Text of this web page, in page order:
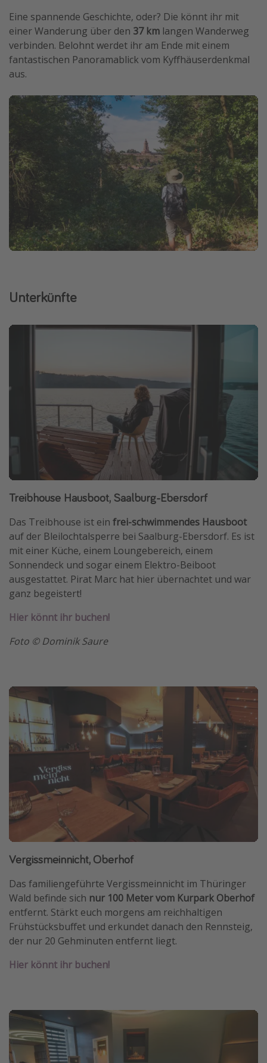
Eine spannende Geschichte, oder? Die könnt ihr mit
einer Wanderung über den 37 km langen Wanderweg
verbinden. Belohnt werdet ihr am Ende mit einem
fantastischen Panoramablick vom Kyffhäuserdenkmal
aus.
Unterkünfte
Treibhouse Hausboot, Saalburg-Ebersdorf
Das Treibhouse ist ein frei-schwimmendes Hausboot
auf der Bleilochtalsperre bei Saalburg-Ebersdorf. Es ist
mit einer Küche, einem Loungebereich, einem
Sonnendeck und sogar einem Elektro-Beiboot
ausgestattet. Pirat Marc hat hier übernachtet und war
ganz begeistert!
Hier könnt ihr buchen!
Foto © Dominik Saure
Vergissmeinnicht, Oberhof
Das familiengeführte Vergissmeinnicht im Thüringer
Wald befinde sich nur 100 Meter vom Kurpark Oberhof
entfernt. Stärkt euch morgens am reichhaltigen
Frühstücksbuffet und erkundet danach den Rennsteig,
der nur 20 Gehminuten entfernt liegt.
Hier könnt ihr buchen!